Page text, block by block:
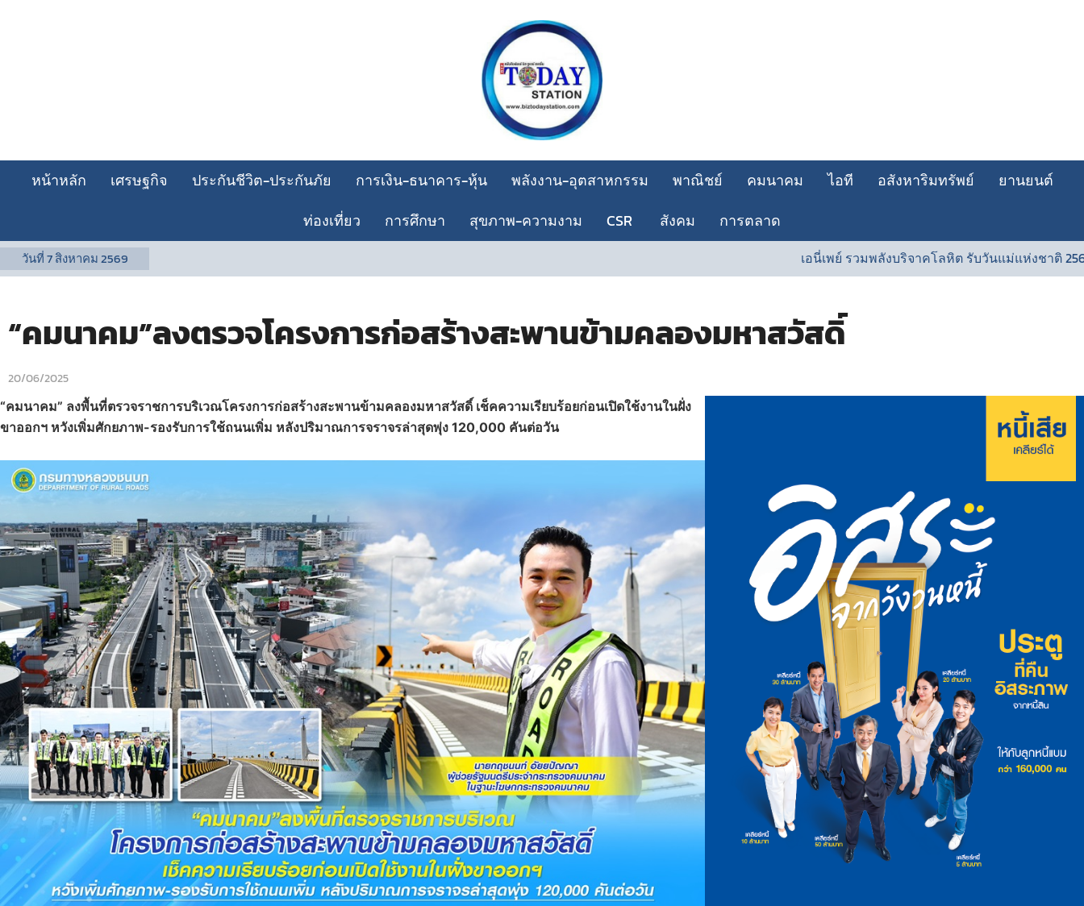
หน้าหลัก เศรษฐกิจ ประกันชีวิต-ประกันภัย การเงิน-ธนาคาร-หุ้น พลังงาน-อุตสาหกรรม พาณิชย์ คมนาคม ไอที อสังหาริมทรัพย์
ยานยนต์
ท่องเที่ยว
การศึกษา สุขภาพ-ความงาม CSR สังคม การตลาด
วันที่7 สิงหาคม 2569 เอนี่เพย์ รวมพลังบริจาคโลหิต รับวันแม่แห่งชาติ 2569ร่ว
“คมนาคม”ลงตรวจโครงการก่อสร้างสะพานข้ามคลองมหาสวัสดิ์
20/06/2025
“คมนาคม” ลงพื้นที่ตรวจราชการบริเวณโครงการก่อสร้างสะพานข้ามคลองมหาสวัสดิ์ เช็คความเรียบร้อยก่อนเปิดใช้งานในฝั่ง
ขาออกฯ หวังเพิ่มศักยภาพ-รองรับการใช้ถนนเพิ่ม หลังปริมาณการจราจรล่าสุดพุ่ง 120,000 คันต่อวัน